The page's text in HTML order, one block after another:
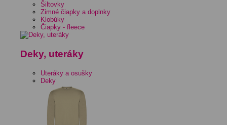
Šiltovky
Zimné čiapky a doplnky
Klobúky
Čiapky - fleece
Deky, uteráky
Uteráky a osušky
Deky